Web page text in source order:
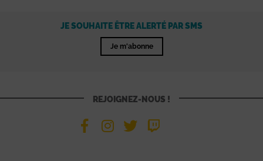
JE SOUHAITE ÊTRE ALERTÉ PAR SMS
Je m'abonne
REJOIGNEZ-NOUS !